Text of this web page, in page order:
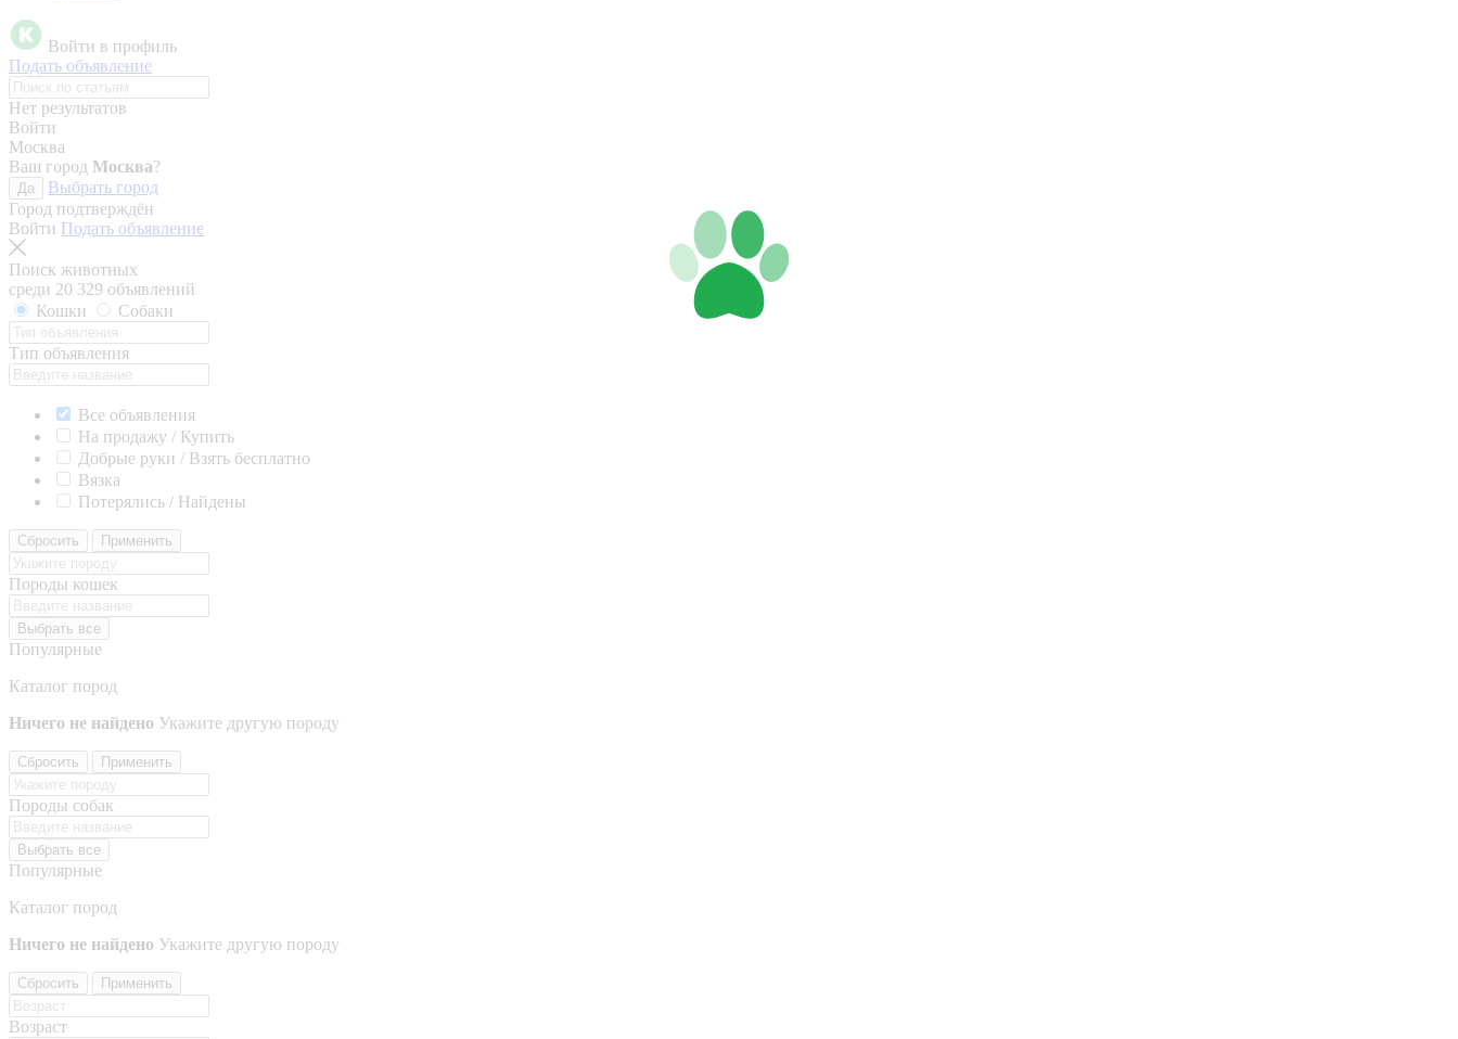
Войти в профиль
Подать объявление
Нет результатов
Войти
Москва
Ваш город Москва?
Да
Выбрать город
Город подтверждён
Войти Подать объявление
Поиск животных
среди 20 329 объявлений
Кошки
Собаки
Тип объявления
Все объявления
На продажу / Купить
Добрые руки / Взять бесплатно
Вязка
Потерялись / Найдены
Сбросить Применить
Породы кошек
Выбрать все
Популярные
Каталог пород
Ничего не найдено Укажите другую породу
Сбросить Применить
Породы собак
Выбрать все
Популярные
Каталог пород
Ничего не найдено Укажите другую породу
Сбросить Применить
Возраст